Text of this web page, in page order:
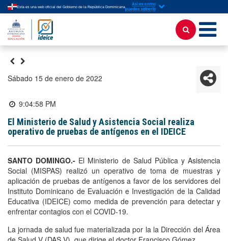
Esta es una web oficial del Gobierno de la República Dominicana
sábado 15 de enero de 2022
9:04:58 PM
El Ministerio de Salud y Asistencia Social realiza
operativo de pruebas de antígenos en el IDEICE
SANTO DOMINGO.- El Ministerio de Salud Pública y Asistencia
Social (MISPAS) realizó un operativo de toma de muestras y
aplicación de pruebas de antígenos a favor de los servidores del
Instituto Dominicano de Evaluación e Investigación de la Calidad
Educativa (IDEICE) como medida de prevención para detectar y
enfrentar contagios con el COVID-19.
La jornada de salud fue materializada por la la Dirección del Área